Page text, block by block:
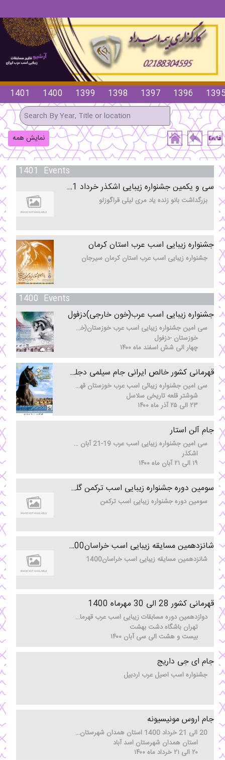
1401 1400 1399 1398 1397 1396
نمایش همه
1401 Events
18
خرداد
سی و یکمین جشنواره زیبایی اشکذر خرداد 1401
بزرگداشت بانو زنده یاد مری لیلی قراگوزلو
15
اردیبهشت
جشنواره زیبایی اسب عرب استان کرمان
جشنواره زیبایی اسب عرب استان کرمان سیرجان
1400 Events
04
اسفند
جشنواره زیبایی اسب عرب(خون خارجی)دزفول
سی امین جشنواره زیبایی اسب عرب خوزستان(خون خارجی)
خوزستان -دزفول
چهار الی شش اسفند ماه ۱۴۰۰
23
قهرمانی کشور خالص ایرانی جام سیلمی دجله کردان
سی امین جشنواره زیبائی اسب عرب خوزستان قهرمانی کشور خالص ایرانی جام سیلمی دجله کردان
شوشتر قلعه تاریخی سلاسل
۲۳ الی ۲۵ آذر ماه ۱۴۰۰
19
آبان
جام آلن استار
سی امین جشنواره زیبایی اسب عرب 19-21 آبان 1400
اشکذر
۱۹ الی ۲۱ آبان ماه ۱۴۰۰
06
آبان
سومین دوره جشنواره زیبایی اسب ترکمن گلستان1400
سومین دوره جشنواره زیبایی اسب ترکمن
03
شانزدهمین مسایقه زیبایی اسب خراسان1400
شانزدهمین مسایقه زیبایی اسب خراسان1400
28
قهرمانی کشور 28 الی 30 مهرماه 1400
دوازدهمین دوره مسابقات زیبایی اسب عرب قهرمانی کشور 2021
تهران باشگاه دشت بهشت
بیست و هشت الی سی آبان ۱۴۰۰
23
جام ای جی داریج
جشنواره اسب اصیل عرب اردبیل
جام اروس مونیسیونه
20 الی 21 خرداد 1400 استان همدان شهرستان اسد آباد
استان همدان شهرستان اسد آباد
۲۰ الی ۲۱ خرداد ماه ۱۴۰۰